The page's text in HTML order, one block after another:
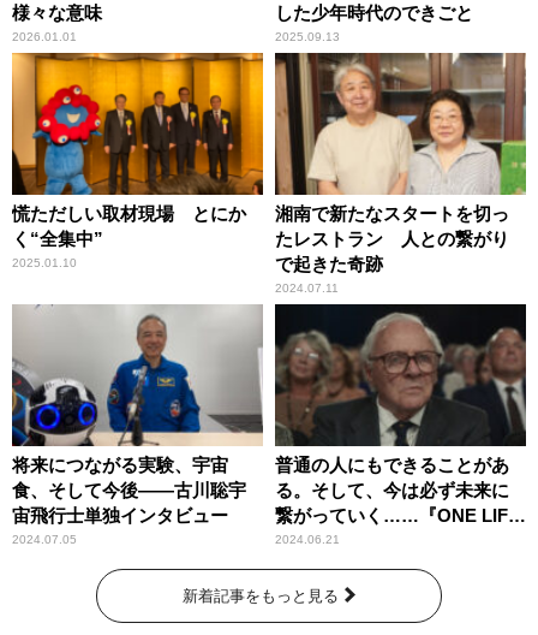
様々な意味
2026.01.01
した少年時代のできごと
2025.09.13
慌ただしい取材現場 とにか
く“全集中”
2025.01.10
湘南で新たなスタートを切っ
たレストラン 人との繋がり
で起きた奇跡
2024.07.11
将来につながる実験、宇宙
食、そして今後――古川聡宇
宙飛行士単独インタビュー
2024.07.05
普通の人にもできることがあ
る。そして、今は必ず未来に
繋がっていく……『ONE LIFE
奇跡が繋いだ6000の命』
2024.06.21
新着記事をもっと見る